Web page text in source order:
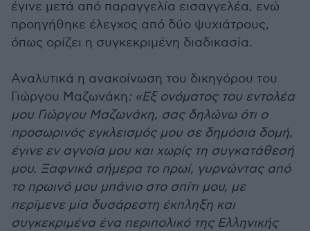
έγινε μετά από παραγγελία εισαγγελέα, ενώ
προηγήθηκε έλεγχος από δύο ψυχιάτρους,
όπως ορίζει η συγκεκριμένη διαδικασία.
Αναλυτικά η ανακοίνωση του δικηγόρου του
Γιώργου Μαζωνάκη: «Εξ ονόματος του εντολέα
μου Γιώργου Μαζωνάκη, σας δηλώνω ότι ο
προσωρινός εγκλεισμός μου σε δημόσια δομή,
έγινε εν αγνοία μου και χωρίς τη συγκατάθεσή
μου. Ξαφνικά σήμερα το πρωί, γυρνώντας από
το πρωινό μου μπάνιο στο σπίτι μου, με
περίμενε μία δυσάρεστη έκπληξη και
συγκεκριμένα ένα περιπολικό της Ελληνικής